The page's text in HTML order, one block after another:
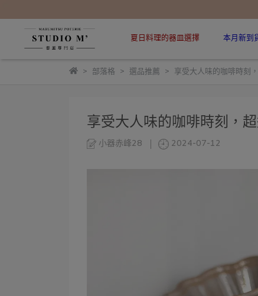
夏日料理的器皿選擇 本月新到
部落格 選品推薦 享受大人味的咖啡時刻
享受大人味的咖啡時刻，
小器赤峰28 2024-07-12